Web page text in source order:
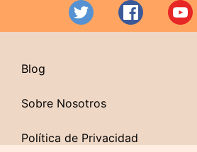
Blog
Sobre Nosotros
Política de Privacidad